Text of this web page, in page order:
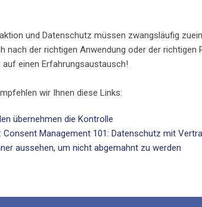
und Datenschutz müssen zwangsläufig
nach der richtigen Anwendung oder der richtigen
einen Erfahrungsaustausch!
wir Ihnen diese Links:
übernehmen die Kontrolle
Consent Management 101: Datenschutz mit
aussehen, um nicht abgemahnt zu werden